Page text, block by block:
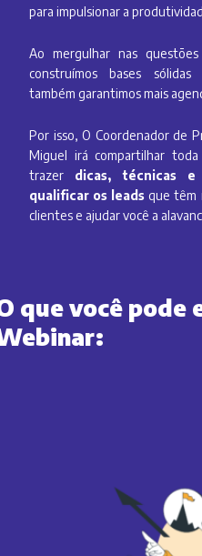
para impulsionar a
Ao mergulhar nas
construímos bases sólidas
também garantimos mais
Por isso, O Coordenador de
Miguel irá compartilhar
trazer dicas, técnicas
qualificar os leads que têm
clientes e ajudar você a
que você pode